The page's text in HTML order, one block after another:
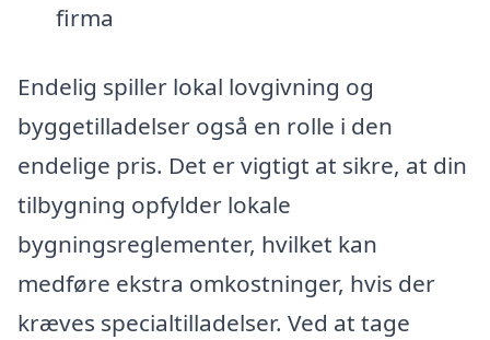
firma
Endelig spiller lokal lovgivning og
byggetilladelser også en rolle i den
endelige pris. Det er vigtigt at sikre, at din
tilbygning opfylder lokale
bygningsreglementer, hvilket kan
medføre ekstra omkostninger, hvis der
kræves specialtilladelser. Ved at tage